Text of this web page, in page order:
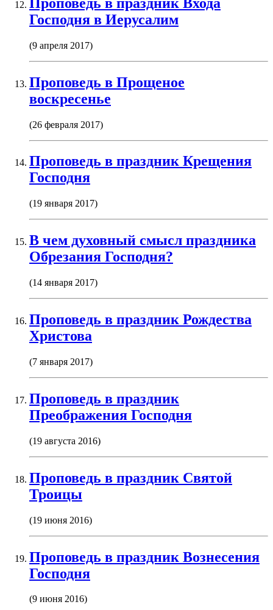
Господня в Иерусалим
(9 апреля 2017)
Проповедь в Прощеное
воскресенье
(26 февраля 2017)
Проповедь в праздник Крещения
Господня
(19 января 2017)
В чем духовный смысл праздника
Обрезания Господня?
(14 января 2017)
Проповедь в праздник Рождества
Христова
(7 января 2017)
Проповедь в праздник
Преображения Господня
(19 августа 2016)
Проповедь в праздник Святой
Троицы
(19 июня 2016)
Проповедь в праздник Вознесения
Господня
(9 июня 2016)